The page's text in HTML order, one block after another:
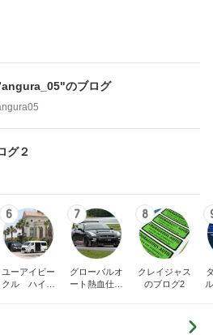
のブログ
グ２
6
ユーアイビー
クル ハイエ
7
グローバルオ
ート熱血仕入
8
クレイジャス
のブログ2